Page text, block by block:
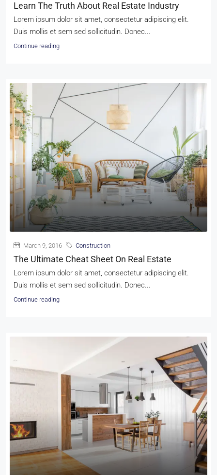
Learn The Truth About Real Estate Industry
Lorem ipsum dolor sit amet, consectetur adipiscing elit.
Duis mollis et sem sed sollicitudin. Donec...
Continue reading
March 9, 2016 Construction
The Ultimate Cheat Sheet On Real Estate
Lorem ipsum dolor sit amet, consectetur adipiscing elit.
Duis mollis et sem sed sollicitudin. Donec...
Continue reading